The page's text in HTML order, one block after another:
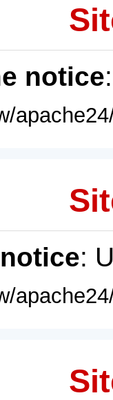
notice
: